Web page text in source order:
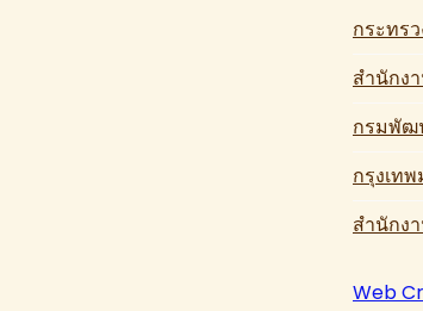
กระทร
สำนักง
กรมพัฒ
กรุงเท
สำนักง
Web